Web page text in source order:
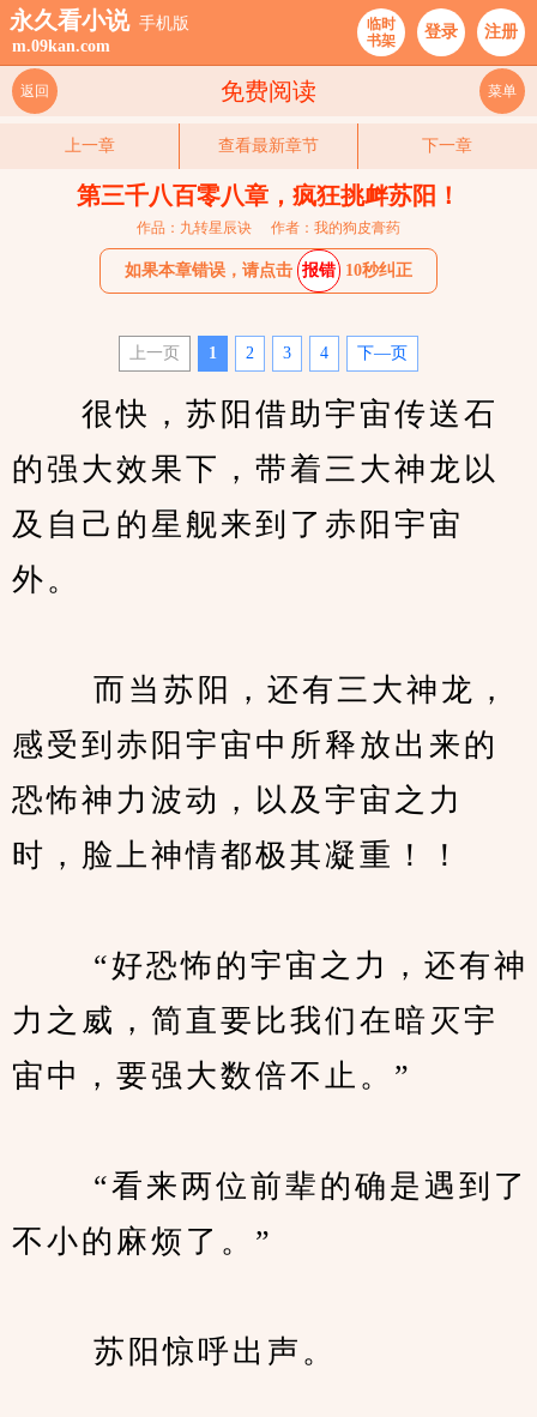
永久看小说 手机版
m.09kan.com
临时
书架
登录 注册
免费阅读
返回 菜单
上一章 查看最新章节 下一章
第三千八百零八章，疯狂挑衅苏阳！
作品：九转星辰诀 作者：我的狗皮膏药
如果本章错误，请点击 报错 10秒纠正
上一页 1 2 3 4 下—页
很快，苏阳借助宇宙传送石
的强大效果下，带着三大神龙以
及自己的星舰来到了赤阳宇宙
外。
而当苏阳，还有三大神龙，
感受到赤阳宇宙中所释放出来的
恐怖神力波动，以及宇宙之力
时，脸上神情都极其凝重！！
“好恐怖的宇宙之力，还有神
力之威，简直要比我们在暗灭宇
宙中，要强大数倍不止。”
“看来两位前辈的确是遇到了
不小的麻烦了。”
苏阳惊呼出声。